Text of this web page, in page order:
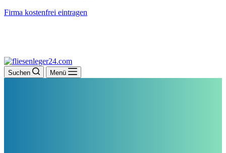
Firma kostenfrei eintragen
Suchen Menü